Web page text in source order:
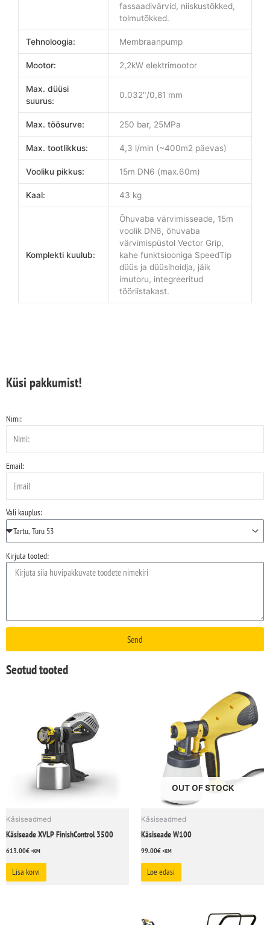
fassaadivärvid, niiskustõkked,
tolmutõkked.
Tehnoloogia: Membraanpump
Mootor: 2,2kW elektrimootor
Max. düüsi
suurus:
0.032"/0,81 mm
Max. töösurve: 250 bar, 25MPa
Max. tootlikkus: 4,3 l/min (~400m2 päevas)
Vooliku pikkus: 15m DN6 (max.60m)
Kaal: 43 kg
Komplekti kuulub:
Õhuvaba värvimisseade, 15m
voolik DN6, õhuvaba
värvimispüstol Vector Grip,
kahe funktsiooniga SpeedTip
düüs ja düüsihoidja, jäik
imutoru, integreeritud
tööriistakast.
Küsi pakkumist!
Nimi:
Email:
Vali kauplus:
Kirjuta tooted:
Send
Seotud tooted
Käsiseadmed
Käsiseade XVLP FinishControl 3500
613.00€+KM
Lisa korvi
OUT OF STOCK
Käsiseadmed
Käsiseade W100
99.00€+KM
Loe edasi